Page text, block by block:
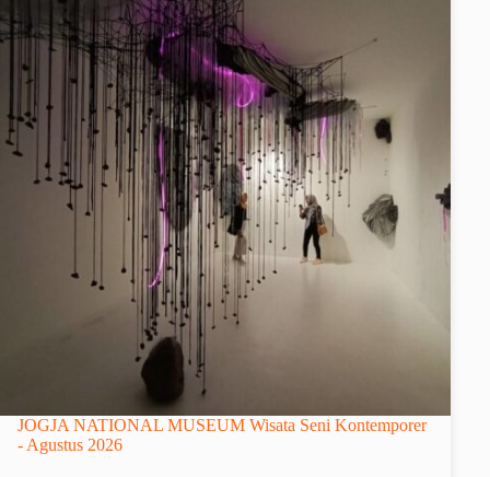
JOGJA NATIONAL MUSEUM Wisata Seni Kontemporer
- Agustus 2026